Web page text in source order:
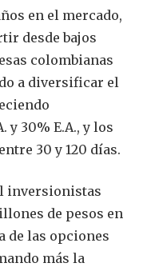
en el mercado,
desde bajos
colombianas
a diversificar el
y 30% E.A., y los
30 y 120 días.
inversionistas
de pesos en
de las opciones
más la